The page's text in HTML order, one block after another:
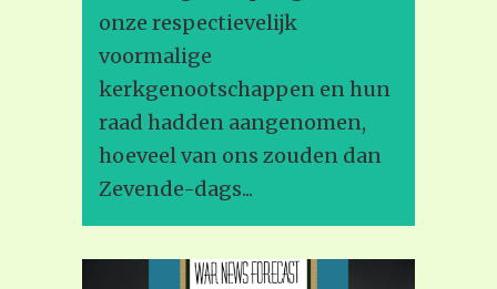
onze respectievelijk
voormalige
kerkgenootschappen en hun
raad hadden aangenomen,
hoeveel van ons zouden dan
Zevende-dags...